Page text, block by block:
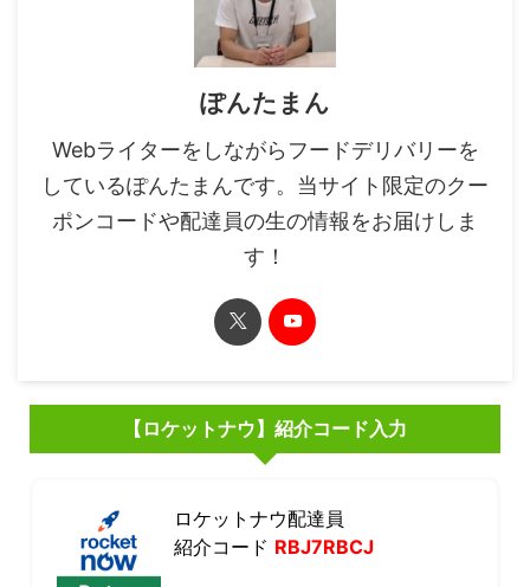
ぽんたまん
Webライターをしながらフードデリバリーを
しているぽんたまんです。当サイト限定のクー
ポンコードや配達員の生の情報をお届けしま
す！
【ロケットナウ】紹介コード入力
ロケットナウ配達員
紹介コード RBJ7RBCJ